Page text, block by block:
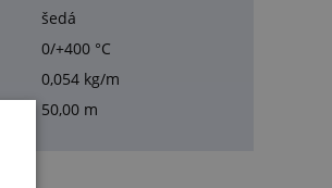
šedá
0/+400 °C
0,054 kg/m
50,00 m